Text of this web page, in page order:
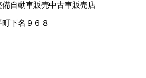
備自動車販売中古車販売店
下名９６８